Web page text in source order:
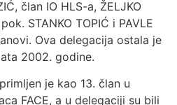
član IO HLS-a, ŽELJKO
STANKO TOPIĆ i PAVLE
Ova delegacija ostala je
2002. godine.
je kao 13. član u
FACE, a u delegaciji su bili